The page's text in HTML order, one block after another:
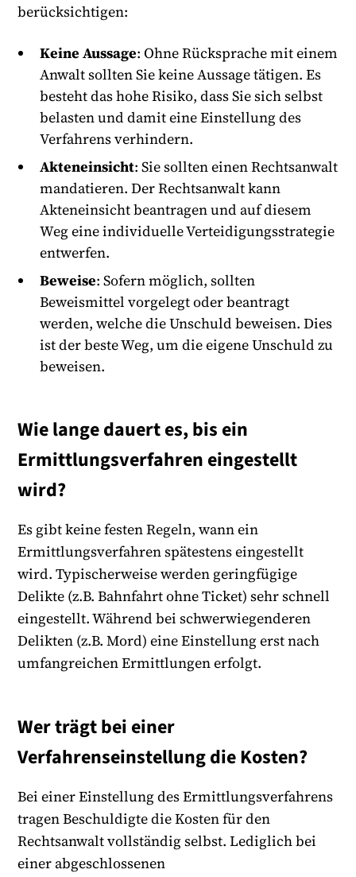
berücksichtigen:
Keine Aussage: Ohne Rücksprache mit einem
Anwalt sollten Sie keine Aussage tätigen. Es
besteht das hohe Risiko, dass Sie sich selbst
belasten und damit eine Einstellung des
Verfahrens verhindern.
Akteneinsicht: Sie sollten einen Rechtsanwalt
mandatieren. Der Rechtsanwalt kann
Akteneinsicht beantragen und auf diesem
Weg eine individuelle Verteidigungsstrategie
entwerfen.
Beweise: Sofern möglich, sollten
Beweismittel vorgelegt oder beantragt
werden, welche die Unschuld beweisen. Dies
ist der beste Weg, um die eigene Unschuld zu
beweisen.
Wie lange dauert es, bis ein
Ermittlungsverfahren eingestellt
wird?
Es gibt keine festen Regeln, wann ein
Ermittlungsverfahren spätestens eingestellt
wird. Typischerweise werden geringfügige
Delikte (z.B. Bahnfahrt ohne Ticket) sehr schnell
eingestellt. Während bei schwerwiegenderen
Delikten (z.B. Mord) eine Einstellung erst nach
umfangreichen Ermittlungen erfolgt.
Wer trägt bei einer
Verfahrenseinstellung die Kosten?
Bei einer Einstellung des Ermittlungsverfahrens
tragen Beschuldigte die Kosten für den
Rechtsanwalt vollständig selbst. Lediglich bei
einer abgeschlossenen